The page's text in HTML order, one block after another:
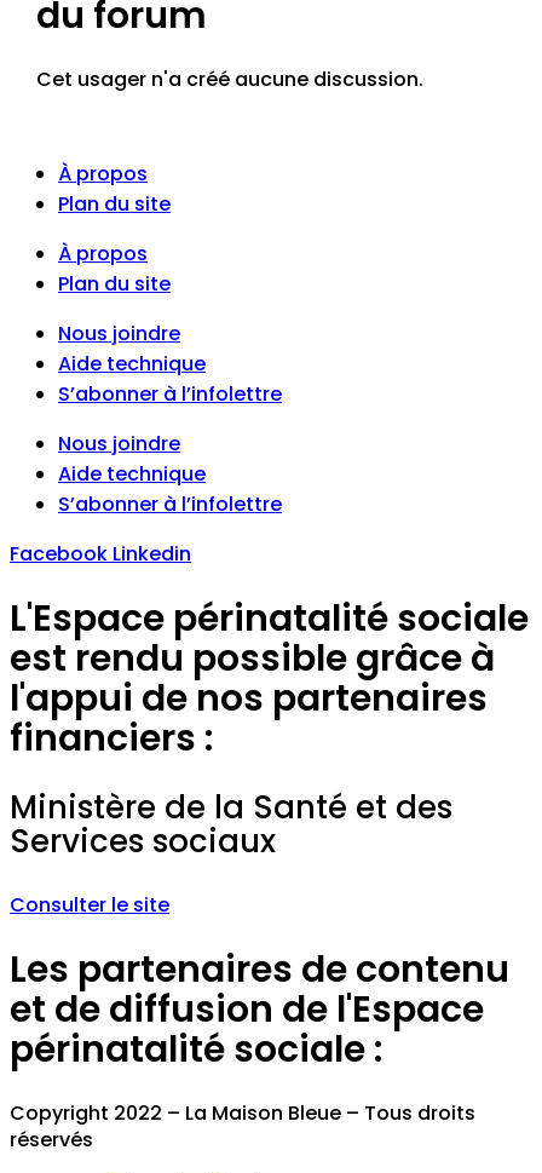
du forum
Cet usager n'a créé aucune discussion.
À propos
Plan du site
À propos
Plan du site
Nous joindre
Aide technique
S’abonner à l’infolettre
Nous joindre
Aide technique
S’abonner à l’infolettre
Facebook Linkedin
L'Espace périnatalité sociale
est rendu possible grâce à
l'appui de nos partenaires
financiers :
Ministère de la Santé et des
Services sociaux
Consulter le site
Les partenaires de contenu
et de diffusion de l'Espace
périnatalité sociale :
Copyright 2022 – La Maison Bleue – Tous droits
réservés